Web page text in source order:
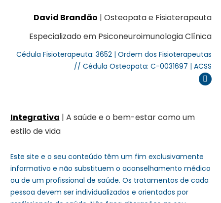
David Brandão | Osteopata e Fisioterapeuta
Especializado em Psiconeuroimunologia Clínica
Cédula Fisioterapeuta: 3652 | Ordem dos Fisioterapeutas
// Cédula Osteopata: C-0031697 | ACSS
Integrativa | A saúde e o bem-estar como um
estilo de vida
Este site e o seu conteúdo têm um fim exclusivamente
informativo e não substituem o aconselhamento médico
ou de um profissional de saúde. Os tratamentos de cada
pessoa devem ser individualizados e orientados por